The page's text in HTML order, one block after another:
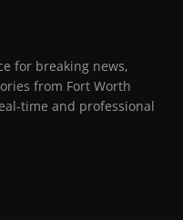
for breaking news,
from Fort Worth
time and professional